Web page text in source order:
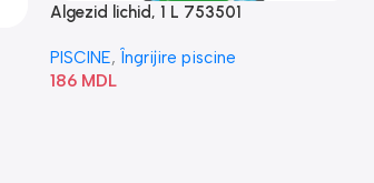
Algezid lichid, 1 L 753501
PISCINE, Îngrijire piscine
186 MDL